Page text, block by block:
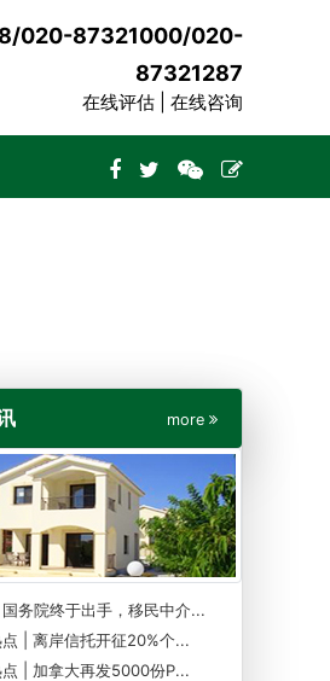
020-87321000/020-
87321287
在线评估 | 在线咨询
more
务院终于出手，移民中介...
| 离岸信托开征20%个...
| 加拿大再发5000份P...